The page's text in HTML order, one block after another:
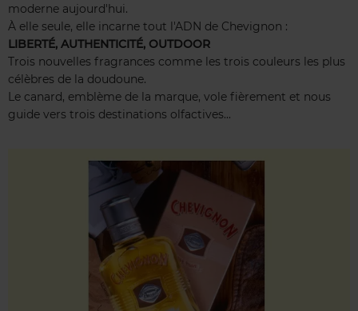
moderne aujourd'hui.
À elle seule, elle incarne tout l'ADN de Chevignon :
LIBERTÉ, AUTHENTICITÉ, OUTDOOR
Trois nouvelles fragrances comme les trois couleurs les plus
célèbres de la doudoune.
Le canard, emblème de la marque, vole fièrement et nous
guide vers trois destinations olfactives...